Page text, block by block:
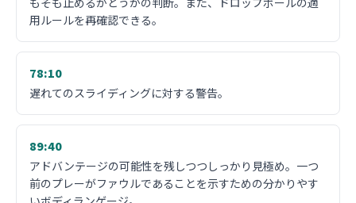
用ルールを再確認できる。
78:10
遅れてのスライディングに対する警告。
89:40
アドバンテージの可能性を残しつつしっかり見極め。一つ
前のプレーがファウルであることを示すための分かりやす